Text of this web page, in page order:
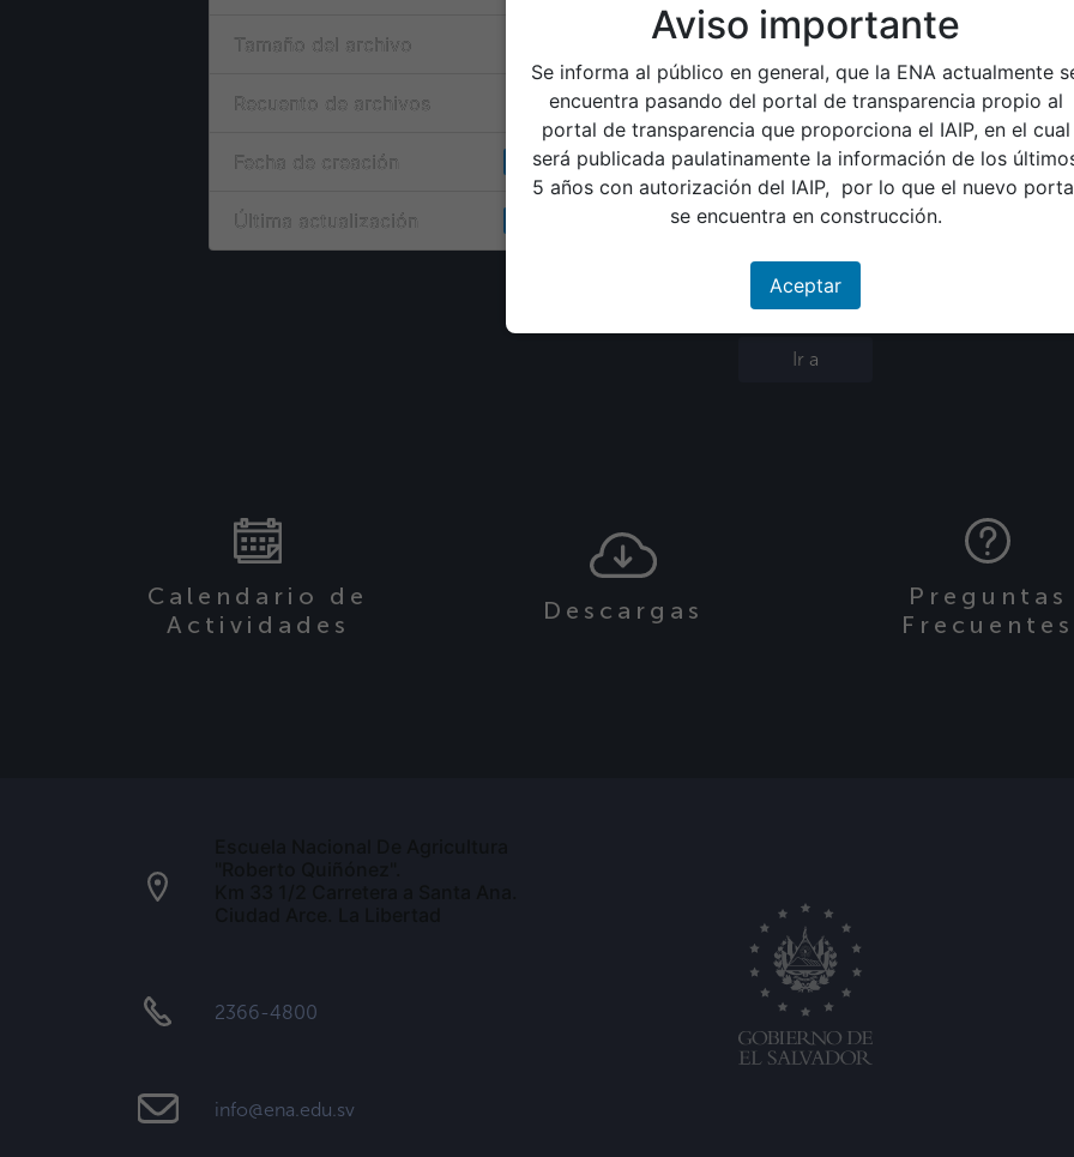
Aviso importante
Se informa al público en general, que la ENA actualmente
encuentra pasando del portal de transparencia propio al
portal de transparencia que proporciona el IAIP, en el cual
será publicada paulatinamente la información de los
5 años con autorización del IAIP, por lo que el nuevo
se encuentra en construcción.
Aceptar
Tamaño del archivo
Recuento de archivos 1
Fecha de creación 21 de marzo de 2025
Última actualización
Publicado el 21-03-2025.
Ir a
Calendario de
Actividades
Descargas
Preguntas
Frecuentes
2366-4800
info@ena.edu.sv